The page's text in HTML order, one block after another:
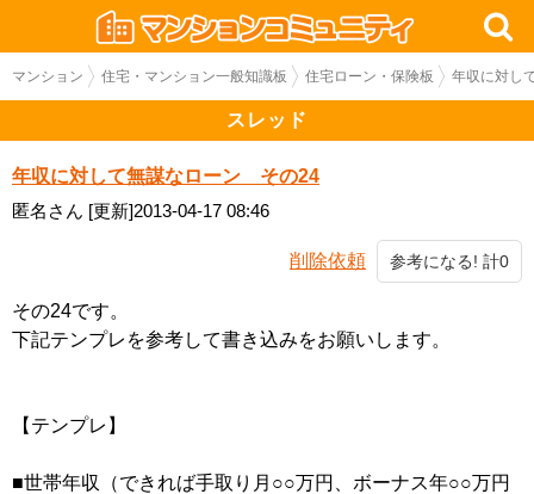
マンション 住宅・マンション一般知識板 住宅ローン・保険板 年収に対し
スレッド
年収に対して無謀なローン その24
匿名さん [更新]2013-04-17 08:46
削除依頼 参考になる! 計0
その24です。
下記テンプレを参考して書き込みをお願いします。
【テンプレ】
■世帯年収（できれば手取り月○○万円、ボーナス年○○万円